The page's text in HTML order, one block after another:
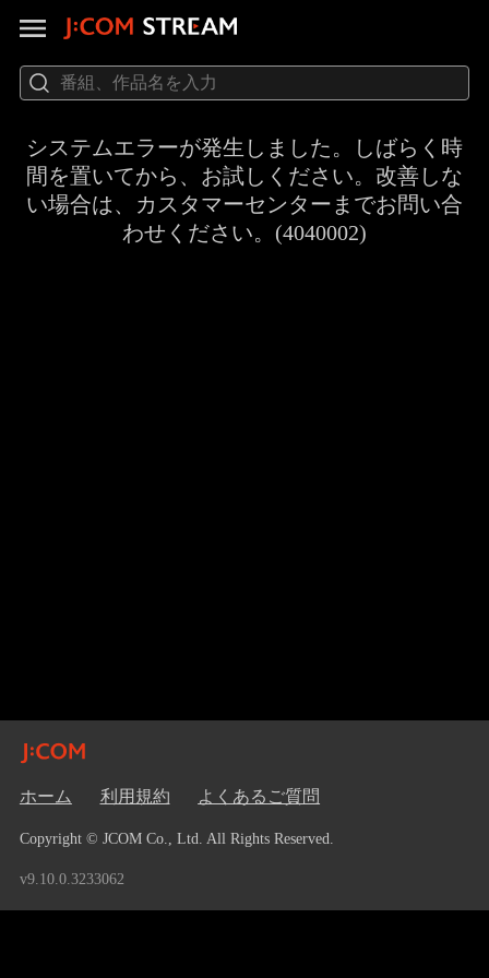
システムエラーが発生しました。しばらく時
間を置いてから、お試しください。改善しな
い場合は、カスタマーセンターまでお問い合
わせください。(4040002)
ホーム 利用規約 よくあるご質問
Copyright © JCOM Co., Ltd. All Rights Reserved.
v9.10.0.3233062